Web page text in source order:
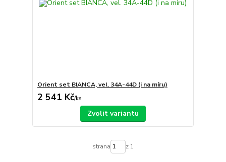
Orient set BIANCA, vel. 34A-44D (i na míru)
2 541 Kč/ks
Zvolit variantu
strana z 1